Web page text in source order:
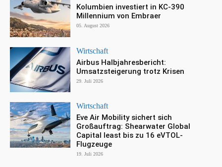
Kolumbien investiert in KC-390
Millennium von Embraer
05. August 2026
Wirtschaft
Airbus Halbjahresbericht:
Umsatzsteigerung trotz Krisen
29. Juli 2026
Wirtschaft
Eve Air Mobility sichert sich
Großauftrag: Shearwater Global
Capital least bis zu 16 eVTOL-
Flugzeuge
19. Juli 2026